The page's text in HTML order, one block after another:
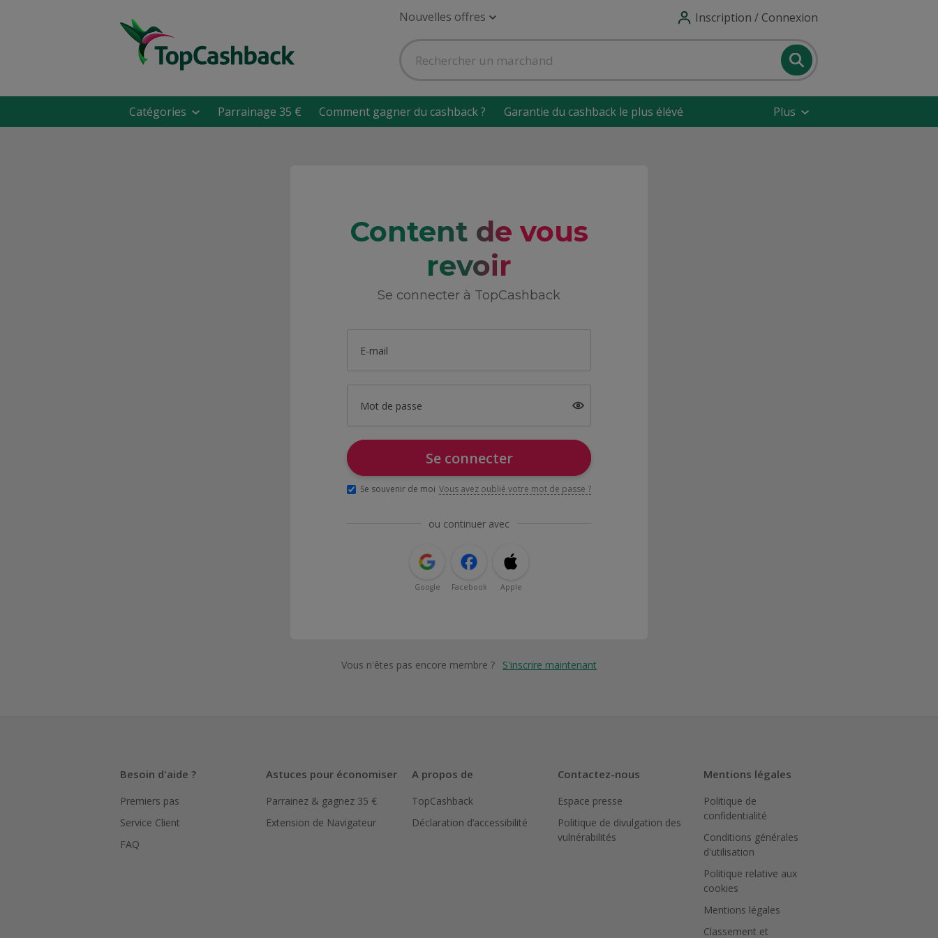
Nouvelles offres Inscription / Connexion
Catégories Parrainage 35 € Comment gagner du cashback ? Garantie du cashback le plus élévé Plus
Content de vous
revoir
Se connecter à TopCashback
E-mail
Mot de passe
Se connecter
Se souvenir de moi Vous avez oublié votre mot de passe ?
ou continuer avec
Google Facebook Apple
Vous n'êtes pas encore membre ? S'inscrire maintenant
Besoin d'aide ?
Premiers pas
Service Client
FAQ
Astuces pour économiser
Parrainez & gagnez 35 €
Extension de Navigateur
A propos de
TopCashback
Déclaration d’accessibilité
Contactez-nous
Espace presse
Politique de divulgation des
vulnérabilités
Mentions légales
Politique de
confidentialité
Conditions générales
d'utilisation
Politique relative aux
cookies
Mentions légales
Classement et